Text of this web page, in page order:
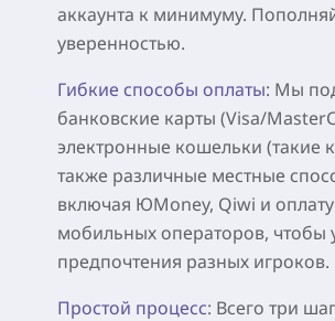
аккаунта к минимуму.
уверенностью.
Гибкие способы оплаты: Мы
банковские карты (Visa/
электронные кошельки (такие
также различные местные
включая ЮMoney, Qiwi и
мобильных операторов, чтобы
предпочтения разных игроков.
Простой процесс: Всего три